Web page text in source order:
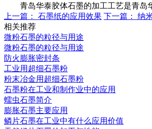
青岛华泰胶体石墨的加工工艺是青岛
上一篇：
石墨纸的应用效果 下一篇：
纳
相关推荐
微粉石墨的粒径与用途
微粉石墨的粒径与用途
防火膨胀密封条
工业用超细石墨粉
粉末冶金用超细石墨粉
石墨粉在工业和制作业中的应用
蠕虫石墨简介
膨胀石墨主要应用
鳞片石墨在工业中有什么应用价值